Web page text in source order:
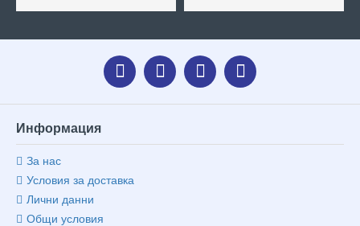
Информация
За нас
Условия за доставка
Лични данни
Общи условия